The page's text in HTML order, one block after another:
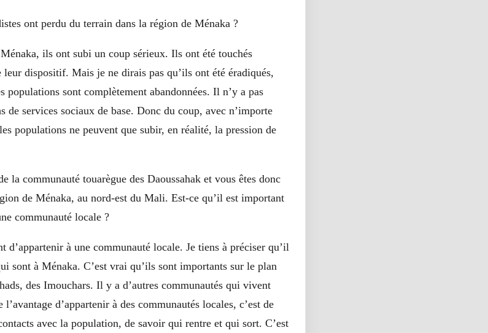
ont perdu du terrain dans la région de Ménaka ?
ils ont subi un coup sérieux. Ils ont été touchés
dispositif. Mais je ne dirais pas qu’ils ont été éradiqués,
populations sont complètement abandonnées. Il n’y a pas
de services sociaux de base. Donc du coup, avec n’importe
populations ne peuvent que subir, en réalité, la pression de
la communauté touarègue des Daoussahak et vous êtes donc
de Ménaka, au nord-est du Mali. Est-ce qu’il est important
communauté locale ?
d’appartenir à une communauté locale. Je tiens à préciser qu’il
sont à Ménaka. C’est vrai qu’ils sont importants sur le plan
des Imouchars. Il y a d’autres communautés qui vivent
l’avantage d’appartenir à des communautés locales, c’est de
avec la population, de savoir qui rentre et qui sort. C’est